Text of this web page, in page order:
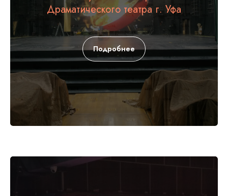
Драматического театра г. Уфа
Подробнее
Политика конфиденциальности
Согласие на обработку персональных данных
Соглашение об использовании cookie-файлов